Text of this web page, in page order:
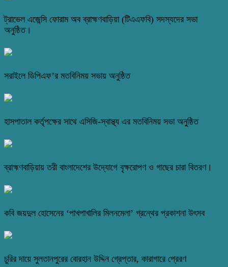
ট্রাভেল এজেন্সি ফোরাম অব ব্রাহ্মণবাড়িয়া (টিএএফবি) সদস্যদের সভা
অনুষ্ঠিত।
সরাইলে ডিপিএফ’র মতবিনিময় সভায় অনুষ্ঠিত
হাসপাতাল কর্তৃপক্ষের সাথে এসিজি-স্বাস্থ্য এর মতবিনিময় সভা অনুষ্ঠিত
ব্রাহ্মণবাড়িয়ায় তরী বাংলাদেশের উদ্যোগে বৃক্ষরোপণ ও গাছের চারা বিতরণ।
কবি জয়দুল হোসেনের ‘পাখপাখালির মিলনমেলা’ গ্রন্থের প্রকাশনা উৎসব
চুরির দায়ে সুলতানপুরের বোরহান উদ্দিন গ্রেপ্তার, কারাগারে প্রেরণ